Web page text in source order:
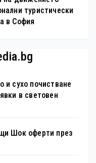
туристически
в София
и сухо почистване
в световен
Шок оферти през